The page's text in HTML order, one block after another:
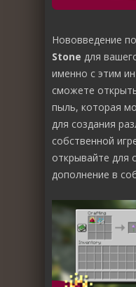
Нововведение
Stone для
именно с этим
сможете
пыль, которая
для создания
собственной
открывайте для
дополнение в